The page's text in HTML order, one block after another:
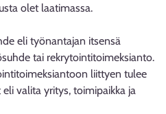
olet laatimassa.
eli työnantajan itsensä
tai rekrytointitoimeksianto.
liittyen tulee
valita yritys, toimipaikka ja